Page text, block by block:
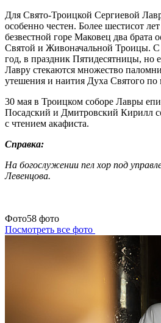
Для Свято-Троицкой Сергиевой
особенно честен. Более шестисот
безвестной горе Маковец два брата
Святой и Живоначальной Троицы. С
год, в праздник Пятидесятницы, но
Лавру стекаются множество
утешения и наития Духа Святого
30 мая в Троицком соборе Лавры
Посадский и Дмитровский Кирилл
с чтением акафиста.
Справка:
На богослужении пел хор под
Левенцова.
Фото58 фото
Посмотреть все фото